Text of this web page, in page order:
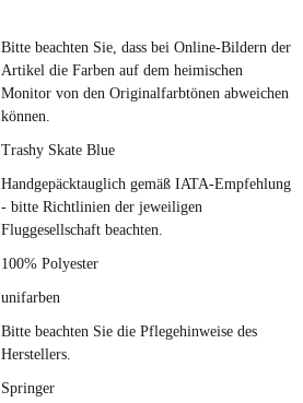
Bitte beachten Sie, dass bei Online-Bildern der
Artikel die Farben auf dem heimischen
Monitor von den Originalfarbtönen abweichen
können.
Trashy Skate Blue
Handgepäcktauglich gemäß IATA-Empfehlung
- bitte Richtlinien der jeweiligen
Fluggesellschaft beachten.
100% Polyester
unifarben
Bitte beachten Sie die Pflegehinweise des
Herstellers.
Springer